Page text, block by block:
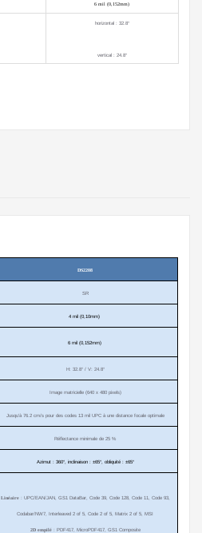
6 mil (0,152mm)
horizontal : 32.8°
vertical : 24.8°
DS2208
SR
4 mil (0,10mm)
6 mil (0,152mm)
H: 32.8° / V: 24.8°
Image matricielle (640 x 480 pixels)
Jusqu’à 76.2 cm/s pour des codes 13 mil UPC à une distance focale optimale
Réflectance minimale de 25 %
Azimut : 360°, inclinaison : ±65°, obliquité : ±65°
Linéaire: UPC/EAN/JAN, GS1 DataBar, Code 39, Code 128, Code 11, Code 93,
Codabar/NW7, Interleaved 2 of 5, Code 2 of 5, Matrix 2 of 5, MSI
2D empilé: PDF417, MicroPDF417, GS1 Composite